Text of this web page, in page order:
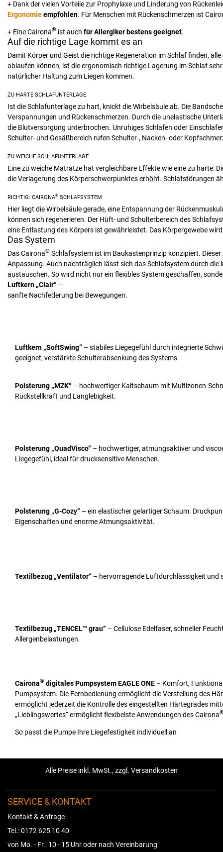
+ Dank der vielen Vorteile zur Prophylaxe und Linderung von
Ergonomieempfohlen. Für Menschen mit Rückenschmerzen ist
+ Eine Cairona® ist auch für Allergiker bestens geeignet.
Auf die richtige Lage kommt es an
Damit Körper und Geist die richtige Regeneration im Schlaf finden,
ablaufen können, ist die ergonomisch richtige Lagerung im Schlaf
natürlicher Haltung zum Liegen kommen.
ZU HARTE SCHLAFUNTERLAGE
Ist die Schlafunterlage zu hart, knickt die Wirbelsäule ab. Die
Verspannungen und Rückenschmerzen. Durch die unelastische
die Blutversorgung unterbrochen. Unruhiges Schlafen oder
Schulter- und Gesäßbereich rufen Schulter-, Nacken- oder
ZU WEICHE SCHLAFUNTERLAGE
Eine zu weiche Matratze hat vergleichbare Effekte wie eine zu harte:
die Verlagerung des Körperschwerpunktes erhöht. Schlafstörungen
RICHTIG: CAIRONA® SCHLAFSYSTEM
Hier liegt die Wirbelsäule gerade, eine Entspannung der
können sich regenerieren. Der Hüft- und Schulterbereich des
eine Entlastung des Körpers ist gewährleistet. Das Körpergewebe
Das System
Das Cairona® Schlafsystem ist im Baukastenprinzip konzipiert.
Anpassung. Auch nachträglich lässt sich das Schlafsystem durch die
austauschen. So wird nicht nur ein flexibles System geschaffen,
Luftkern „Clair“ –
sanfte Nachfederung bei Bewegungen.
Luftkern „SoftSwing“ – stabiles Liegegefühl durch integrierte
geeignet, verstärkte Schulterabsenkung des Systems.
Polsterung „MZK“ – hochwertiger Kaltschaum mit Multizonen-
Rückstellkraft und Langlebigkeit.
Polsterung „QuadVisco“ – hochwertiger, atmungsaktiver und
Liegegefühl, ideal für drucksensitive Menschen.
Polsterung „G-Cozy“ – ein elastischer gelartiger Schaum.
Eigenschaften und enorme Atmungsaktivität.
Textilbezug „Ventilator“ – hervorragende Luftdurchlässigkeit und
Textilbezug „TENCEL™ grau“ – Cellulose Edelfaser, schneller
Allergenbelastungen.
Cairona® digitales Pumpsystem EAGLE ONE – Komfort,
Pumpsystem. Die Fernbedienung ermöglicht die Verstellung des
ermöglicht jederzeit die Kontrolle des eingestellten Härtegrades
„Lieblingswertes“ ermöglicht flexibelste Anwendungen des Cairona
So passt die Pumpe Ihre Liegefestigkeit individuell an
Alle Preise inkl. MwSt., zzgl. Versandkosten
SERVICE & KONTAKT
Kontakt & Anfrage
Tel.: 0172 625 10 40
von Mo. - Fr.: 10 - 15 Uhr oder nach Vereinbarung